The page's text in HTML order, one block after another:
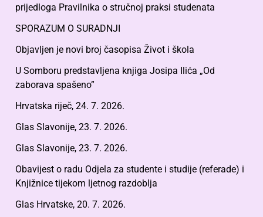
prijedloga Pravilnika o stručnoj praksi studenata
SPORAZUM O SURADNJI
Objavljen je novi broj časopisa Život i škola
U Somboru predstavljena knjiga Josipa Ilića „Od
zaborava spašeno”
Hrvatska riječ, 24. 7. 2026.
Glas Slavonije, 23. 7. 2026.
Glas Slavonije, 23. 7. 2026.
Obavijest o radu Odjela za studente i studije (referade) i
Knjižnice tijekom ljetnog razdoblja
Glas Hrvatske, 20. 7. 2026.